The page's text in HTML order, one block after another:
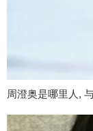
周澄奥是哪里人,